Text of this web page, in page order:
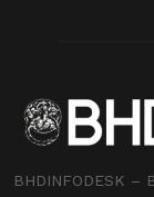
BHDINFODESK –